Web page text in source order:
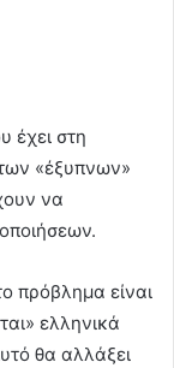
έχει στη
«έξυπνων»
να
πρόβλημα είναι
ελληνικά
θα αλλάξει